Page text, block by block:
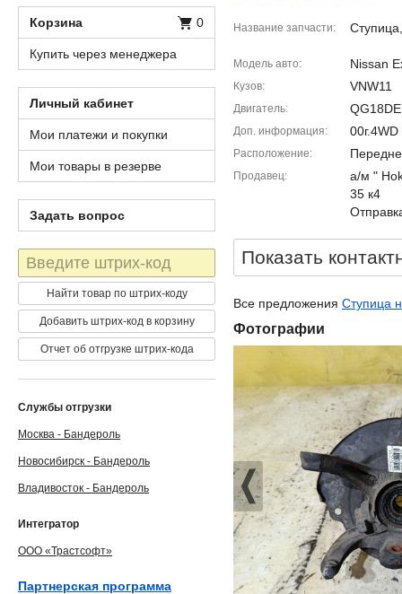
Название запчасти
Модель авто Nissan
Кузов VNW11
Двигатель QG18DE
Доп. информация
Расположение
Продавец
а/м "
35 к4
Показать
Все предложения Ступица
Фотографии
Корзина 0
Купить через менеджера
Личный кабинет
Мои платежи и покупки
Мои товары в резерве
Задать вопрос
Штрих-
код
Найти товар по штрих-коду
Добавить штрих-код в корзину
Отчет об отгрузке штрих-кода
Службы отгрузки
Москва - Бандероль
Новосибирск - Бандероль
Владивосток - Бандероль
Интегратор
ООО «Трастсофт»
Партнерская программа